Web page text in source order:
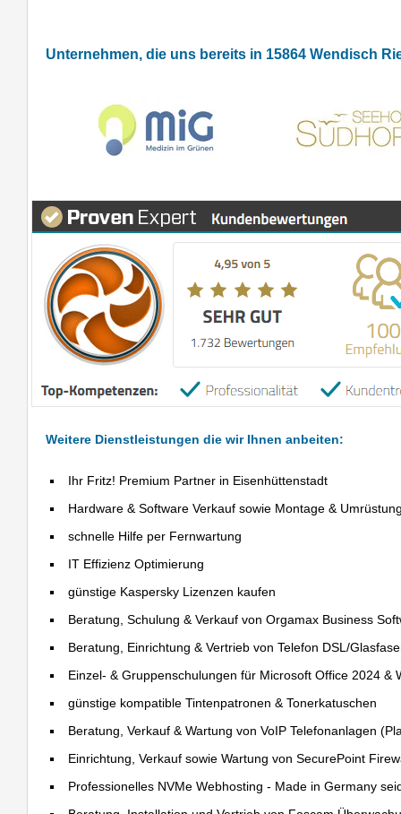
Unternehmen, die uns bereits in 15864 Wendisch
Weitere Dienstleistungen die wir Ihnen anbeiten:
Ihr Fritz! Premium Partner in Eisenhüttenstadt
Hardware & Software Verkauf sowie Montage &
schnelle Hilfe per Fernwartung
IT Effizienz Optimierung
günstige Kaspersky Lizenzen kaufen
Beratung, Schulung & Verkauf von Orgamax Business
Beratung, Einrichtung & Vertrieb von Telefon DSL/
Einzel- & Gruppenschulungen für Microsoft Office 2024 &
günstige kompatible Tintenpatronen & Tonerkatuschen
Beratung, Verkauf & Wartung von VoIP Telefonanlagen
Einrichtung, Verkauf sowie Wartung von SecurePoint
Professionelles NVMe Webhosting - Made in Germany